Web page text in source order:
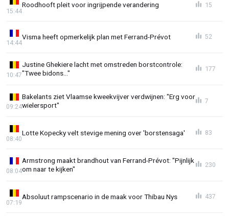
Roodhooft pleit voor ingrijpende verandering
15:44
15
Visma heeft opmerkelijk plan met Ferrand-Prévot
14:44
52
Justine Ghekiere lacht met omstreden borstcontrole:
"Twee bidons..."
10:47
177
Bakelants ziet Vlaamse kweekvijver verdwijnen: "Erg voor
wielersport"
09:24
7
Lotte Kopecky velt stevige mening over 'borstensaga'
08:40
83
Armstrong maakt brandhout van Ferrand-Prévot: "Pijnlijk
om naar te kijken"
08:04
230
Absoluut rampscenario in de maak voor Thibau Nys
07:19
437